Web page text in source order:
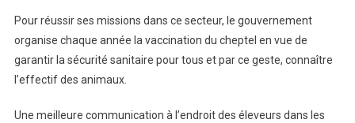
Pour réussir ses missions dans ce secteur, le gouvernement
organise chaque année la vaccination du cheptel en vue de
garantir la sécurité sanitaire pour tous et par ce geste, connaître
l’effectif des animaux.
Une meilleure communication à l’endroit des éleveurs dans les